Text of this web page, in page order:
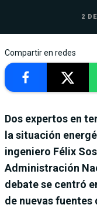
2
Compartir en redes
Dos expertos en
la situación
ingeniero Félix
Administración
debate se centró
de nuevas